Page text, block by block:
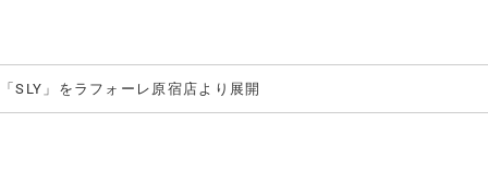
「SLY」をラフォーレ原宿店より展開